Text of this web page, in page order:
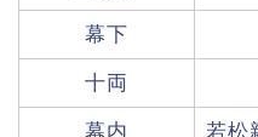
幕下
十両
幕内 若松